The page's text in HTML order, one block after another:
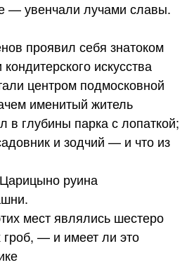
— увенчали лучами славы.
проявил себя знатоком
искусства
центром подмосковной
именитый житель
в глубины парка с лопаткой;
и зодчий — и что из
руина
мест являлись шестеро
— и имеет ли это